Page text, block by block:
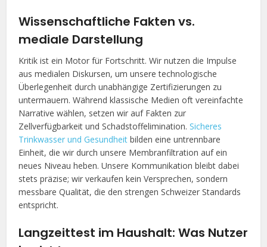
Wissenschaftliche Fakten vs.
mediale Darstellung
Kritik ist ein Motor für Fortschritt. Wir nutzen die Impulse
aus medialen Diskursen, um unsere technologische
Überlegenheit durch unabhängige Zertifizierungen zu
untermauern. Während klassische Medien oft vereinfachte
Narrative wählen, setzen wir auf Fakten zur
Zellverfügbarkeit und Schadstoffelimination.Sicheres
Trinkwasser und Gesundheit bilden eine untrennbare
Einheit, die wir durch unsere Membranfiltration auf ein
neues Niveau heben. Unsere Kommunikation bleibt dabei
stets präzise; wir verkaufen kein Versprechen, sondern
messbare Qualität, die den strengen Schweizer Standards
entspricht.
Langzeittest im Haushalt: Was Nutzer